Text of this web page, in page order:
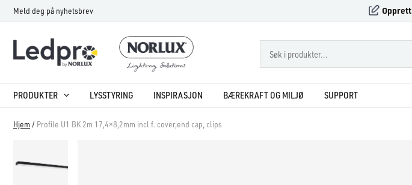
Hopp
rett
innholdet
Meld deg på nyhetsbrev Opprett
PRODUKTER LYSSTYRING INSPIRASJON BÆREKRAFT OG MILJØ SUPPORT
Hjem / Profile U1 BK 2m 17,4×8,2mm incl f. cover,end cap, clips